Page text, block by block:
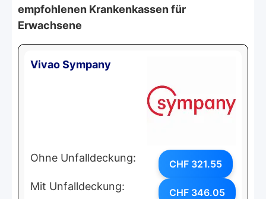
empfohlenen Krankenkassen für
Erwachsene
Vivao Sympany
Ohne Unfalldeckung: CHF 321.55
Mit Unfalldeckung: CHF 346.05